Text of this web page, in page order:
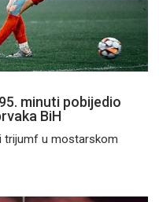
minuti pobijedio
BiH
trijumf u mostarskom